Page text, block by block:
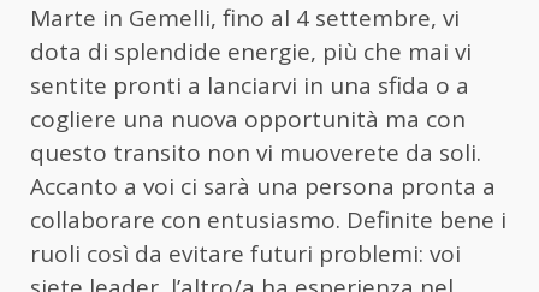
Marte in Gemelli, fino al 4 settembre, vi
dota di splendide energie, più che mai vi
sentite pronti a lanciarvi in una sfida o a
cogliere una nuova opportunità ma con
questo transito non vi muoverete da soli.
Accanto a voi ci sarà una persona pronta a
collaborare con entusiasmo. Definite bene i
ruoli così da evitare futuri problemi: voi